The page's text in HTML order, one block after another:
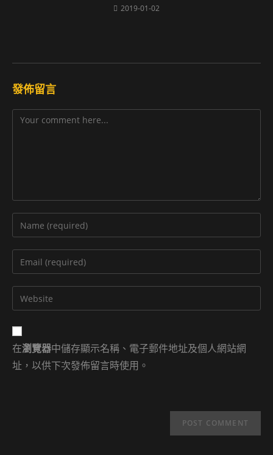
2019-01-02
發佈留言
Comment
Enter
your
name
comment
Enter
your
email
address
comment
Enter
your
website
URL
(optional)
在瀏覽器中儲存顯示名稱、電子郵件地址及個人網站網
址，以供下次發佈留言時使用。